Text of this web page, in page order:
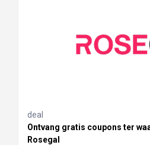
deal
Ontvang gratis coupons ter
Rosegal